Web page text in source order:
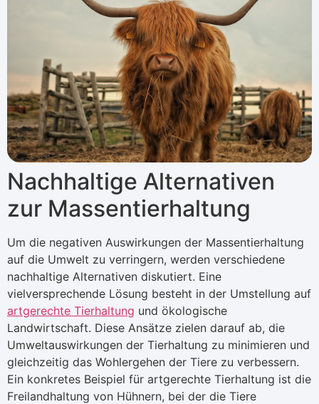
Nachhaltige Alternativen
zur Massentierhaltung
Um die negativen Auswirkungen der Massentierhaltung
auf die Umwelt zu verringern, werden verschiedene
nachhaltige Alternativen diskutiert. Eine
vielversprechende Lösung besteht in der Umstellung auf
artgerechte Tierhaltung und ökologische
Landwirtschaft. Diese Ansätze zielen darauf ab, die
Umweltauswirkungen der Tierhaltung zu minimieren und
gleichzeitig das Wohlergehen der Tiere zu verbessern.
Ein konkretes Beispiel für artgerechte Tierhaltung ist die
Freilandhaltung von Hühnern, bei der die Tiere